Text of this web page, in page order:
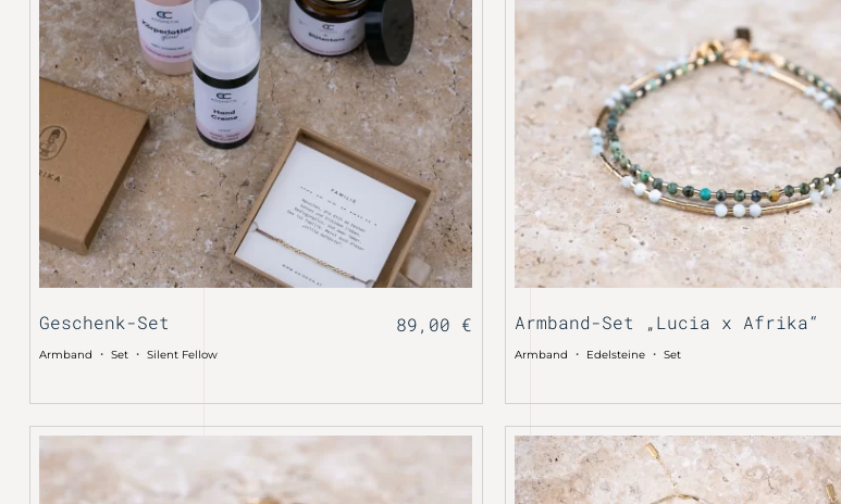
Geschenk-Set 89,00 €
Armband ・Set ・Silent Fellow
Armband-Set „Lucia x Afrika“
Armband ・ Edelsteine・ Set